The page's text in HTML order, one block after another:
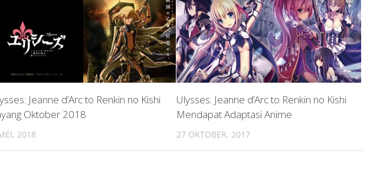
Jeanne d’Arc to Renkin no Kishi
Oktober 2018
2018
Ulysses: Jeanne d’Arc to Renkin no Kishi
Mendapat Adaptasi Anime
27 OKTOBER, 2017